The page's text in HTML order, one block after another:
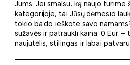
Jums. Jei smalsu, ką naujo turime
kategorijoje, tai Jūsų dėmesio
tokio baldo ieškote savo
sužavės ir patraukli kaina: 0 Eur –
naujutėlis, stilingas ir labai